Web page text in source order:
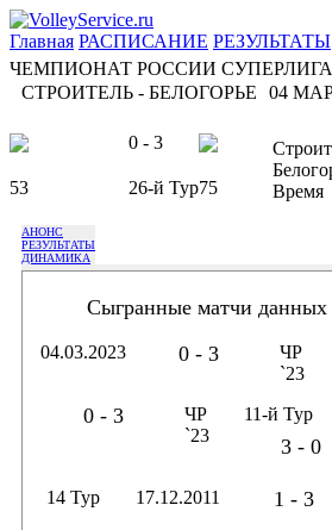
Главная РАСПИСАНИЕ РЕЗУЛЬТАТЫ
ЧЕМПИОНАТ РОССИИ СУПЕРЛИГА
СТРОИТЕЛЬ - БЕЛОГОРЬЕ
04
0 - 3
53 26-й Тур75
Время
АНОНС
РЕЗУЛЬТАТЫ
ДИНАМИКА
Сыгранные матчи данных
04.03.2023 0 - 3
ЧР
`23
0 - 3
ЧР
`23
11-й Тур
3 - 0
14 Тур
17.12.2011 1 - 3